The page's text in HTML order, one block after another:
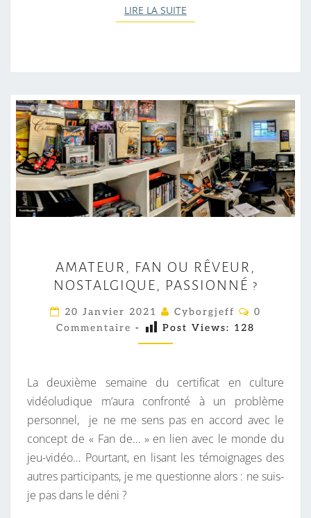
LIRE LA SUITE
M
A
T
E
U
,
F
A
N
O
U
AMATEUR, FAN OU RÊVEUR,
NOSTALGIQUE, PASSIONNÉ ?
20 Janvier 2021 Cyborgjeff
C
M
A
I
R
E
0
Commentaire - Post Views: 128
La deuxième semaine du certificat en culture
vidéoludique m’aura confronté à un problème
personnel, je ne me sens pas en accord avec le
concept de « Fan de… » en lien avec le monde du
jeu-vidéo… Pourtant, en lisant les témoignages des
autres participants, je me questionne alors : ne suis-
je pas dans le déni ?